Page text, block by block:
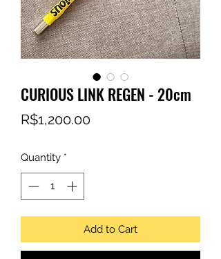
CURIOUS LINK REGEN - 20cm
R$1,200.00Price
Quantity *
Add to Cart